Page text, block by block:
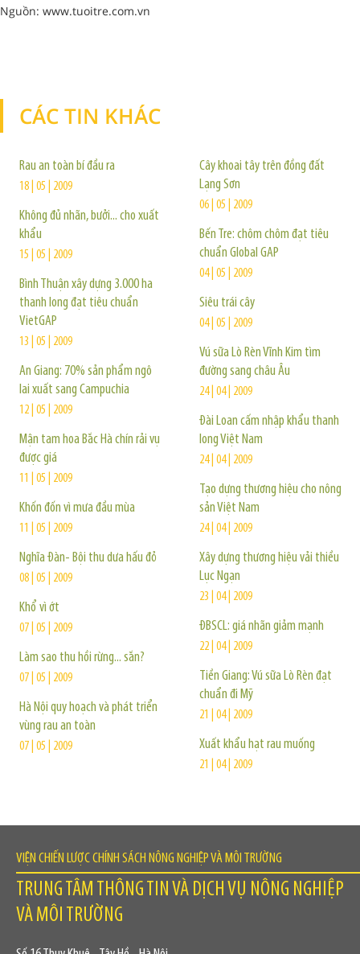
Nguồn: www.tuoitre.com.vn
CÁC TIN KHÁC
Rau an toàn bí đầu ra
18 | 05 | 2009
Không đủ nhãn, bưởi... cho xuất
khẩu
15 | 05 | 2009
Bình Thuận xây dựng 3.000 ha
thanh long đạt tiêu chuẩn
VietGAP
13 | 05 | 2009
An Giang: 70% sản phẩm ngô
lai xuất sang Campuchia
12 | 05 | 2009
Mận tam hoa Bắc Hà chín rải vụ
được giá
11 | 05 | 2009
Khốn đốn vì mưa đầu mùa
11 | 05 | 2009
Nghĩa Đàn- Bội thu dưa hấu đỏ
08 | 05 | 2009
Khổ vì ớt
07 | 05 | 2009
Làm sao thu hồi rừng... sắn?
07 | 05 | 2009
Hà Nội quy hoạch và phát triển
vùng rau an toàn
07 | 05 | 2009
Cây khoai tây trên đồng đất
Lạng Sơn
06 | 05 | 2009
Bến Tre: chôm chôm đạt tiêu
chuẩn Global GAP
04 | 05 | 2009
Siêu trái cây
04 | 05 | 2009
Vú sữa Lò Rèn Vĩnh Kim tìm
đường sang châu Âu
24 | 04 | 2009
Đài Loan cấm nhập khẩu thanh
long Việt Nam
24 | 04 | 2009
Tạo dựng thương hiệu cho nông
sản Việt Nam
24 | 04 | 2009
Xây dựng thương hiệu vải thiều
Lục Ngạn
23 | 04 | 2009
ĐBSCL: giá nhãn giảm mạnh
22 | 04 | 2009
Tiền Giang: Vú sữa Lò Rèn đạt
chuẩn đi Mỹ
21 | 04 | 2009
Xuất khẩu hạt rau muống
21 | 04 | 2009
VIỆN CHIẾN LƯỢC CHÍNH SÁCH NÔNG NGHIỆP VÀ MÔI TRƯỜNG
TRUNG TÂM THÔNG TIN VÀ DỊCH VỤ NÔNG NGHIỆP
VÀ MÔI TRƯỜNG